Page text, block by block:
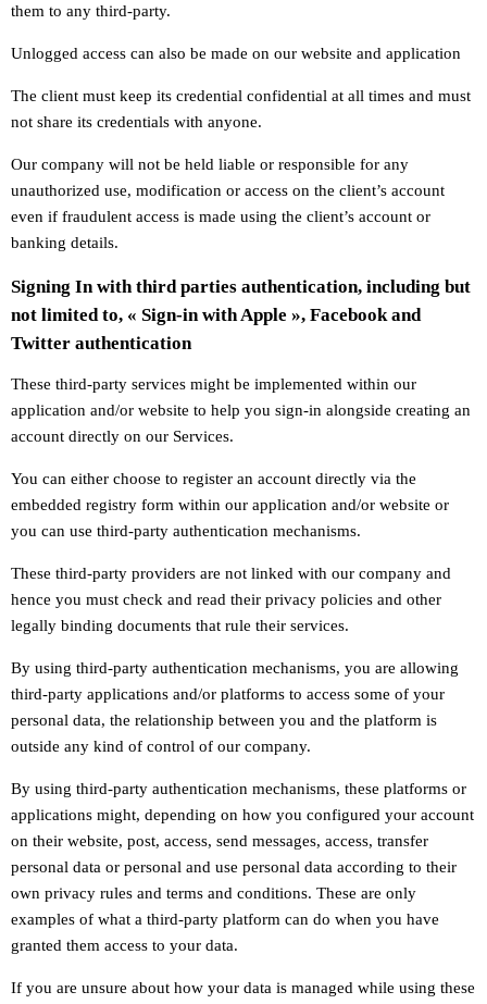
them to any third-party.
Unlogged access can also be made on our website and application
The client must keep its credential confidential at all times and must
not share its credentials with anyone.
Our company will not be held liable or responsible for any
unauthorized use, modification or access on the client’s account
even if fraudulent access is made using the client’s account or
banking details.
Signing In with third parties authentication, including but
not limited to, « Sign-in with Apple », Facebook and
Twitter authentication
These third-party services might be implemented within our
application and/or website to help you sign-in alongside creating an
account directly on our Services.
You can either choose to register an account directly via the
embedded registry form within our application and/or website or
you can use third-party authentication mechanisms.
These third-party providers are not linked with our company and
hence you must check and read their privacy policies and other
legally binding documents that rule their services.
By using third-party authentication mechanisms, you are allowing
third-party applications and/or platforms to access some of your
personal data, the relationship between you and the platform is
outside any kind of control of our company.
By using third-party authentication mechanisms, these platforms or
applications might, depending on how you configured your account
on their website, post, access, send messages, access, transfer
personal data or personal and use personal data according to their
own privacy rules and terms and conditions. These are only
examples of what a third-party platform can do when you have
granted them access to your data.
If you are unsure about how your data is managed while using these